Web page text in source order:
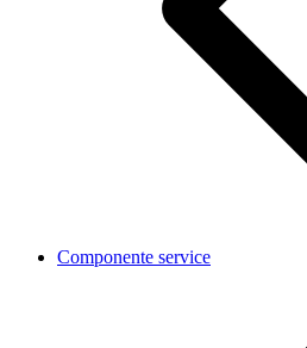
Componente service